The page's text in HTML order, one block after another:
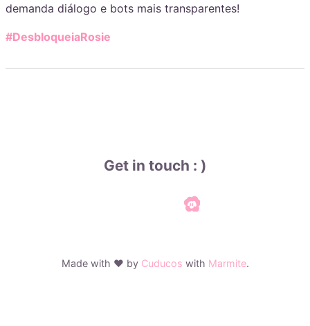
demanda diálogo e bots mais transparentes!
#DesbloqueiaRosie
Get in touch : )
Made with ♥ by Cuducos with Marmite.